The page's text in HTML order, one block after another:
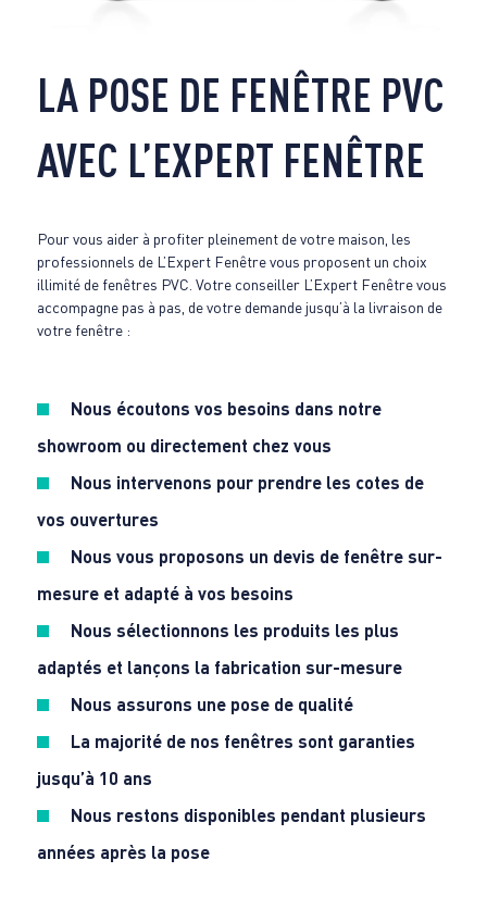
LA POSE DE FENÊTRE PVC
AVEC L’EXPERT FENÊTRE
Pour vous aider à profiter pleinement de votre maison, les
professionnels de L’Expert Fenêtre vous proposent un choix
illimité de fenêtres PVC. Votre conseiller L’Expert Fenêtre vous
accompagne pas à pas, de votre demande jusqu’à la livraison de
votre fenêtre :
Nous écoutons vos besoins dans notre
showroom ou directement chez vous
Nous intervenons pour prendre les cotes de
vos ouvertures
Nous vous proposons un devis de fenêtre sur-
mesureet adapté à vos besoins
Nous sélectionnons les produits les plus
adaptés et lançons la fabrication sur-mesure
Nous assurons une pose de qualité
La majorité de nos fenêtres sont garanties
jusqu’à 10 ans
Nous restons disponibles pendant plusieurs
années après la pose